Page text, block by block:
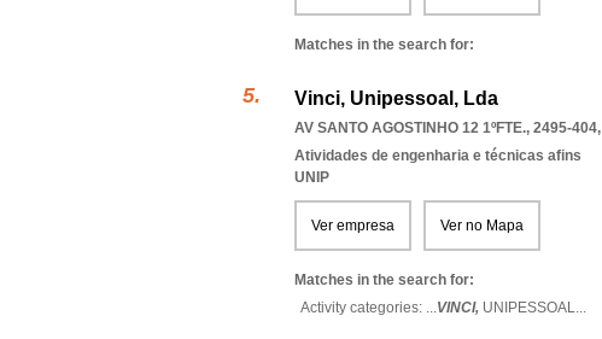
Matches in the search for:
Vinci, Unipessoal, Lda
AV SANTO AGOSTINHO 12 1ºFTE., 2495-404,
Atividades de engenharia e técnicas afins
UNIP
Ver empresa Ver no Mapa
Matches in the search for:
Activity categories: ...VINCI, UNIPESSOAL...